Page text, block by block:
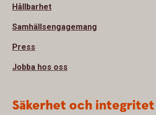
Hållbarhet
Samhällsengagemang
Press
Jobba hos oss
Säkerhet och integritet